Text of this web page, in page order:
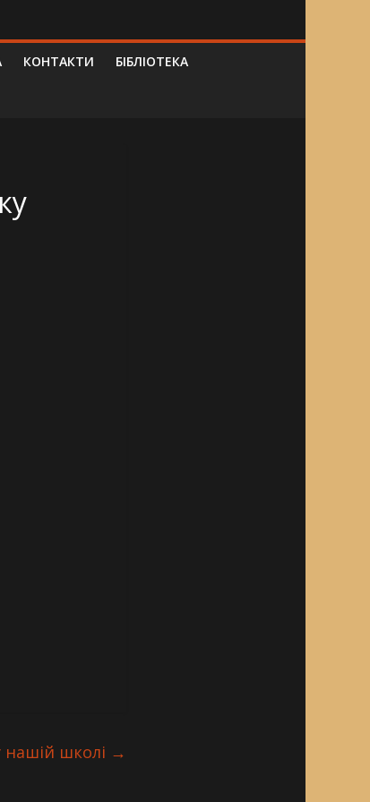
КОНТАКТИ БІБЛІОТЕКА
нашій школі →